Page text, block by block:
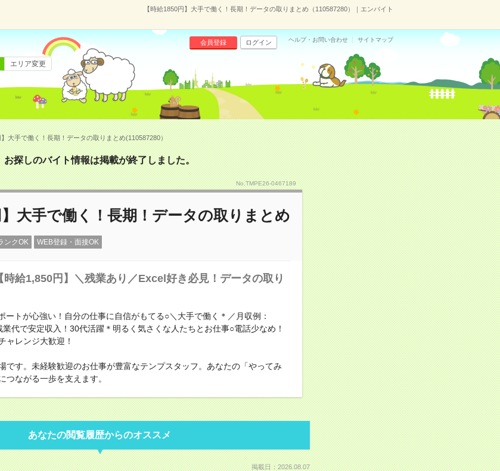
【時給1850円】大手で働く！長期！データの取りまとめ（110587280）｜エンバイト
会員登録 ログイン ヘルプ・お問い合わせ サイトマップ
エリア変更
大手で働く！長期！データの取りまとめ(110587280）
お探しのバイト情報は掲載が終了しました。
No.TMPE26-0467189
】大手で働く！長期！データの取りまとめ
ンクOK WEB登録・面接OK
時給1,850円】＼残業あり／Excel好き必見！データの取り
ートが心強い！自分の仕事に自信がもてる○＼大手で働く＊／月収例：
代で安定収入！30代活躍＊明るく気さくな人たちとお仕事○電話少なめ！
ャレンジ大歓迎！
です。未経験歓迎のお仕事が豊富なテンプスタッフ。あなたの「やってみ
つながる一歩を支えます。
あなたの閲覧履歴からのオススメ
掲載日：2026.08.07